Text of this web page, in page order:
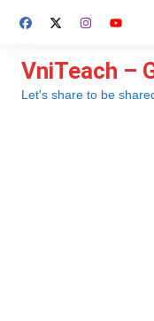
đến
dung
VniTeach –
Let's share to be